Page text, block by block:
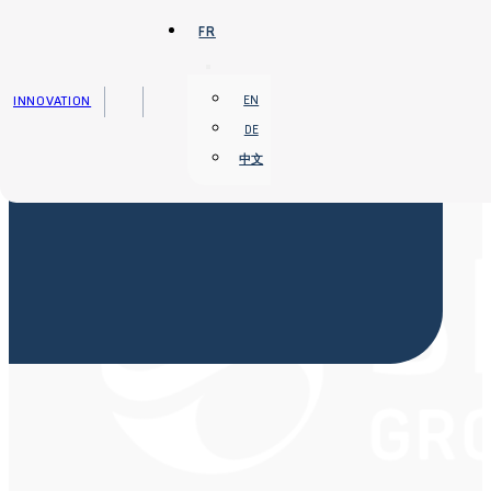
Passer au contenu principal Passer au pied de page
INNOVATION
FR
EN
DE
中文